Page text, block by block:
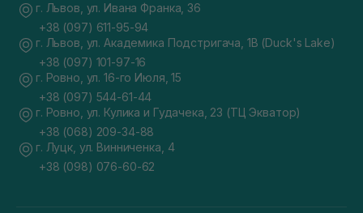
г. Львов, ул. Ивана Франка, 36
+38 (097) 611-95-94
г. Львов, ул. Академика Подстригача, 1В (Duck's Lake)
+38 (097) 101-97-16
г. Ровно, ул. 16-го Июля, 15
+38 (097) 544-61-44
г. Ровно, ул. Кулика и Гудачека, 23 (ТЦ Экватор)
+38 (068) 209-34-88
г. Луцк, ул. Винниченка, 4
+38 (098) 076-60-62